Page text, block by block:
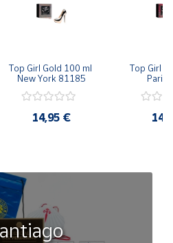
Top Girl Gold 100 ml
New York 81185
14,95 €
Top Girl
Paris